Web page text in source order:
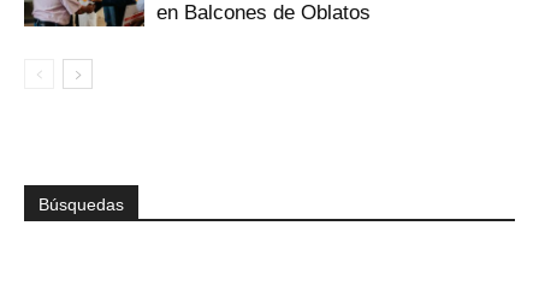
en Balcones de Oblatos
Búsquedas